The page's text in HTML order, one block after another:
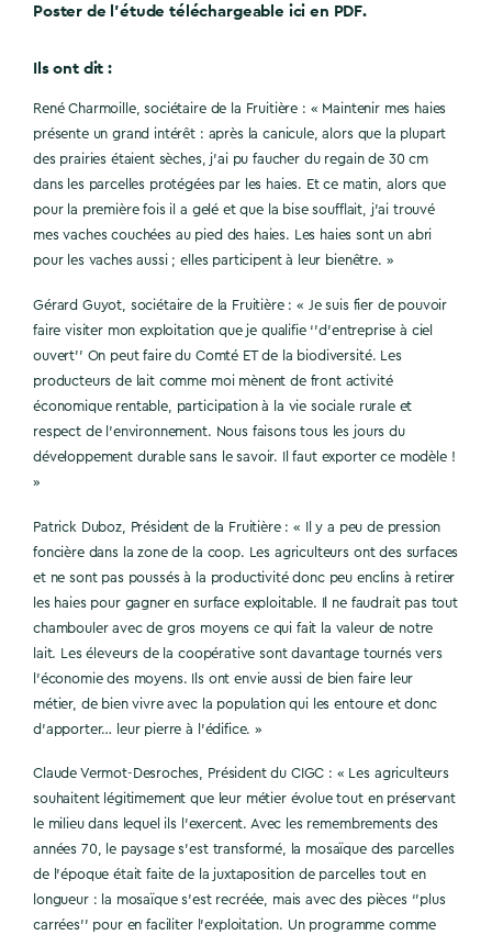
Poster de l’étude téléchargeable ici en PDF.
Ils ont dit :
René Charmoille, sociétaire de la Fruitière : « Maintenir mes haies
présente un grand intérêt : après la canicule, alors que la plupart
des prairies étaient sèches, j’ai pu faucher du regain de 30 cm
dans les parcelles protégées par les haies. Et ce matin, alors que
pour la première fois il a gelé et que la bise soufflait, j’ai trouvé
mes vaches couchées au pied des haies. Les haies sont un abri
pour les vaches aussi ; elles participent à leur bienêtre. »
Gérard Guyot, sociétaire de la Fruitière : « Je suis fier de pouvoir
faire visiter mon exploitation que je qualifie ‘’d’entreprise à ciel
ouvert’’ On peut faire du Comté ET de la biodiversité. Les
producteurs de lait comme moi mènent de front activité
économique rentable, participation à la vie sociale rurale et
respect de l’environnement. Nous faisons tous les jours du
développement durable sans le savoir. Il faut exporter ce modèle !
»
Patrick Duboz, Président de la Fruitière : « Il y a peu de pression
foncière dans la zone de la coop. Les agriculteurs ont des surfaces
et ne sont pas poussés à la productivité donc peu enclins à retirer
les haies pour gagner en surface exploitable. Il ne faudrait pas tout
chambouler avec de gros moyens ce qui fait la valeur de notre
lait. Les éleveurs de la coopérative sont davantage tournés vers
l’économie des moyens. Ils ont envie aussi de bien faire leur
métier, de bien vivre avec la population qui les entoure et donc
d’apporter… leur pierre à l’édifice. »
Claude Vermot-Desroches, Président du CIGC : « Les agriculteurs
souhaitent légitimement que leur métier évolue tout en préservant
le milieu dans lequel ils l’exercent. Avec les remembrements des
années 70, le paysage s’est transformé, la mosaïque des parcelles
de l’époque était faite de la juxtaposition de parcelles tout en
longueur : la mosaïque s’est recréée, mais avec des pièces ‘’plus
carrées’’ pour en faciliter l’exploitation. Un programme comme